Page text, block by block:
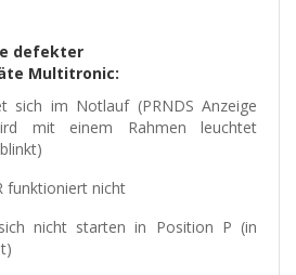
defekter
Multitronic:
sich im Notlauf (PRNDS Anzeige
mit einem Rahmen leuchtet
funktioniert nicht
nicht starten in Position P (in